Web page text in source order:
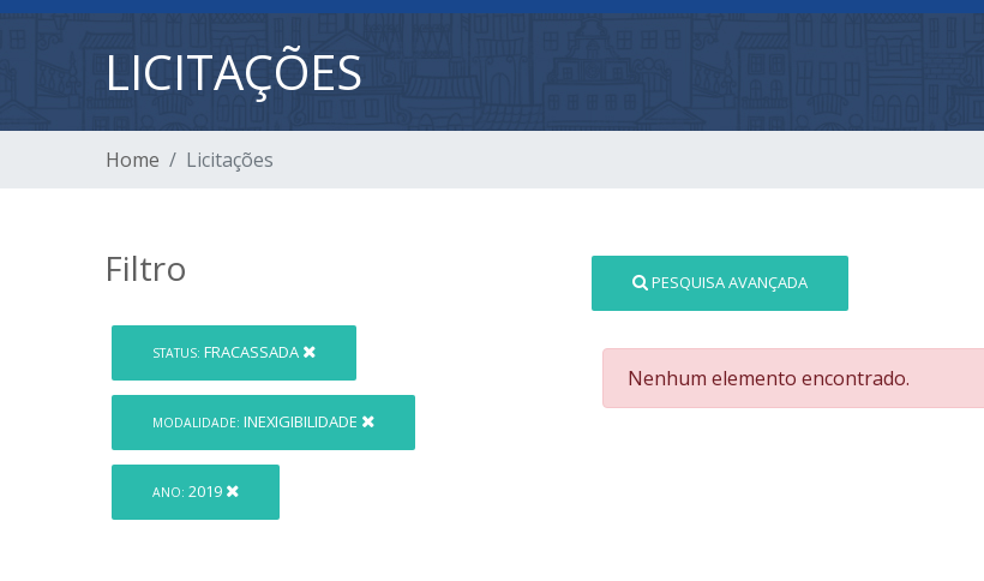
LICITAÇÕES
Home Licitações
Filtro
STATUS: FRACASSADA
MODALIDADE: INEXIGIBILIDADE
ANO: 2019
PESQUISA AVANÇADA
Nenhum elemento encontrado.